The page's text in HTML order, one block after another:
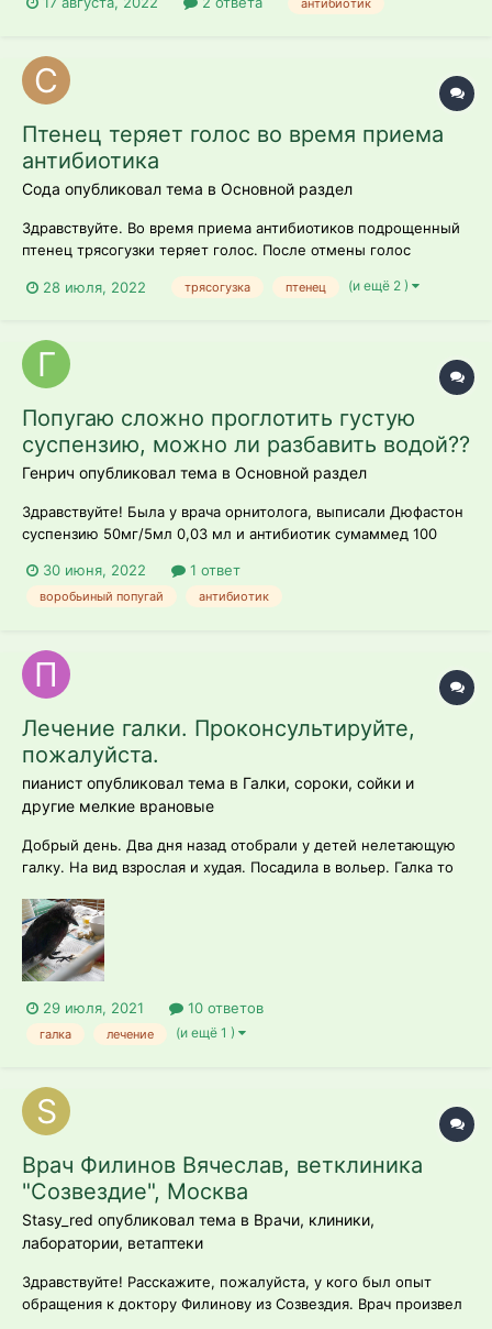
Птенец теряет голос во время приема
антибиотика
Сода опубликовал тема в Основной раздел
Здравствуйте. Во время приема антибиотиков подрощенный
птенец трясогузки теряет голос. После отмены голос
происходит и можно ли что-то с этим сделать? (антибиотик
28 июля, 2022 трясогузка птенец (и ещё 2 )
Попугаю сложно проглотить густую
суспензию, можно ли разбавить водой??
Генрич опубликовал тема в Основной раздел
Здравствуйте! Была у врача орнитолога, выписали Дюфастон
суспензию 50мг/5мл 0,03 мл и антибиотик сумаммед 100
попугая просто не получается проглотить все, он даже не
может их счистить с внутренней поверхности клюва. Можно
30 июня, 2022 1 ответ
воробьиный попугай антибиотик
Лечение галки. Проконсультируйте,
пожалуйста.
пианист опубликовал тема в Галки, сороки, сойки и
другие мелкие врановые
Добрый день. Два дня назад отобрали у детей нелетающую
галку. На вид взрослая и худая. Посадила в вольер. Галка то
Подобрала,когда она уже лежала и закатывала глаза. Особо
не надеясь, развела антибиотик доксициклин (Юнидокс
солютаб) и споила две капл...
29 июля, 2021 10 ответов
галка лечение (и ещё 1 )
Врач Филинов Вячеслав, ветклиника
"Созвездие", Москва
Stasy_red опубликовал тема в Врачи, клиники,
лаборатории, ветаптеки
Здравствуйте! Расскажите, пожалуйста, у кого был опыт
обращения к доктору Филинову из Созвездия. Врач произвел